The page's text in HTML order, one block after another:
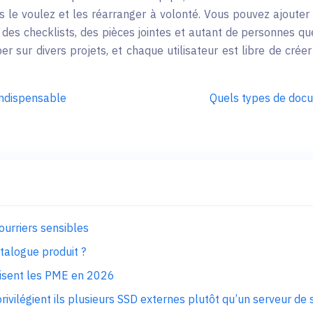
le voulez et les réarranger à volonté. Vous pouvez
checklists, des pièces jointes et autant de personnes
sur divers projets, et chaque utilisateur est libre de
Quels types de
sensibles
produit ?
les PME en 2026
ils plusieurs SSD externes plutôt qu’un serveur de